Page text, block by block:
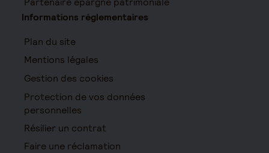
Informations réglementaires
Plan du site
Mentions légales
Gestion des cookies
Protection de vos données
personnelles
Résilier un contrat
Faire une réclamation